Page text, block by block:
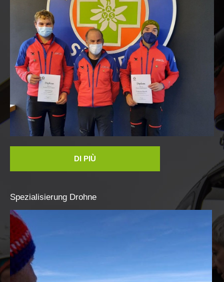
DI PIÙ
Spezialisierung Drohne